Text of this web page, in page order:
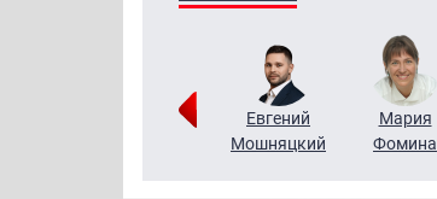
Виктор
Евгений
Мошняцкий
Мария
Фомина